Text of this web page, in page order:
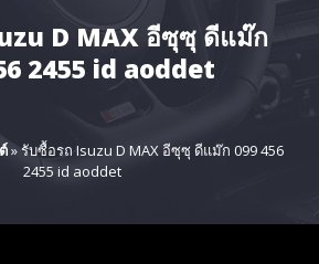
D MAX อีซุซุ ดีแม๊ก
2455 id aoddet
»รับซื้อรถ Isuzu D MAX อีซุซุ ดีแม๊ก 099 456
2455 id aoddet